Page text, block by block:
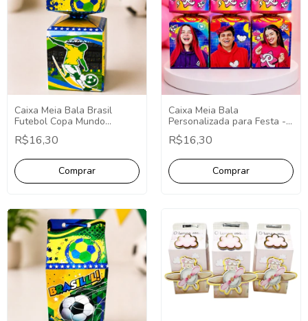
Caixa Meia Bala Brasil
Futebol Copa Mundo
Lembrancinhas 10
Unidades.
R$16,30
Caixa Meia Bala
Personalizada para Festa -
Fazemos Qualquer Tema -
Lembrancinha
R$16,30